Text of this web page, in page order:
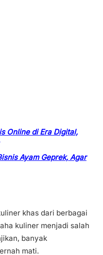
Online di Era Digital,
Ayam Geprek, Agar
khas dari berbagai
kuliner menjadi salah
banyak
mati.